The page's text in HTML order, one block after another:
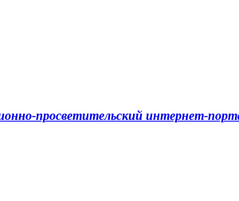
просветительский интернет-